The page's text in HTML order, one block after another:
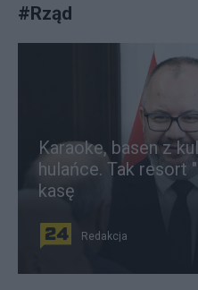
#Rząd
Karaoke, basen z
hulańce. Tak resort
kasę
Redakcja